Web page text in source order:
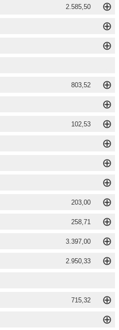
2.585,50 ⊕
⊕
⊕
803,52 ⊕
⊕
102,53 ⊕
⊕
⊕
⊕
203,00 ⊕
258,71 ⊕
3.397,00 ⊕
2.950,33 ⊕
715,32 ⊕
⊕